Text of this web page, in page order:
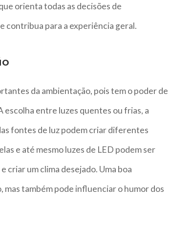
orienta todas as decisões de
contribua para a experiência geral.
da ambientação, pois tem o poder de
entre luzes quentes ou frias, a
fontes de luz podem criar diferentes
e até mesmo luzes de LED podem ser
criar um clima desejado. Uma boa
mas também pode influenciar o humor dos